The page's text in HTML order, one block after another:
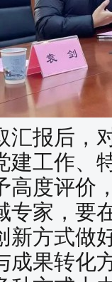
报后，
建工作、
高度评价
专家，要
新方式做
成果转化